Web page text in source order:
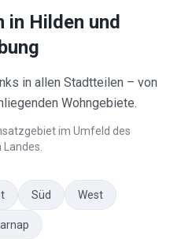
in Hilden und
in allen Stadtteilen – von
Wohngebiete.
im Umfeld des
Süd West